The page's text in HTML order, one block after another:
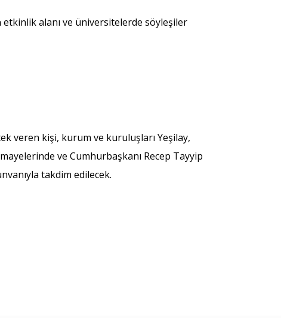
etkinlik alanı ve üniversitelerde söyleşiler
veren kişi, kurum ve kuruluşları Yeşilay,
ve Cumhurbaşkanı Recep Tayyip
takdim edilecek.